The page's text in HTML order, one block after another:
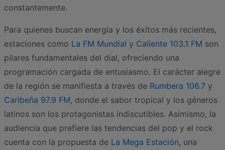
constantemente.
Para quienes buscan energía y los éxitos más recientes,
estaciones como La FM Mundial y Caliente 103.1 FM son
pilares fundamentales del dial, ofreciendo una
programación cargada de entusiasmo. El carácter alegre
de la región se manifiesta a través de Rumbera 106.7 y
Caribeña 97.9 FM, donde el sabor tropical y los géneros
latinos son los protagonistas indiscutibles. Asimismo, la
audiencia que prefiere las tendencias del pop y el rock
cuenta con la propuesta de La Mega Estación, una